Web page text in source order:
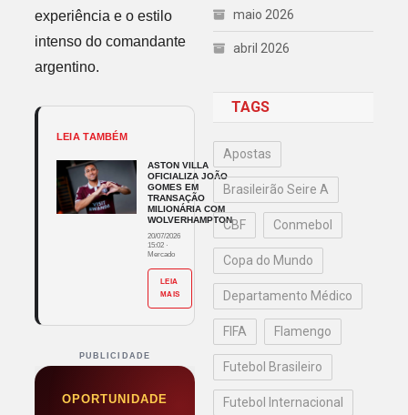
experiência e o estilo
intenso do comandante
argentino.
LEIA TAMBÉM
ASTON VILLA
OFICIALIZA JOÃO
GOMES EM
TRANSAÇÃO
MILIONÁRIA COM
WOLVERHAMPTON
20/07/2026
15:02 ·
Mercado
LEIA
MAIS
PUBLICIDADE
OPORTUNIDADE
maio 2026
abril 2026
TAGS
Apostas
Brasileirão Seire A
CBF Conmebol
Copa do Mundo
Departamento Médico
FIFA Flamengo
Futebol Brasileiro
Futebol Internacional